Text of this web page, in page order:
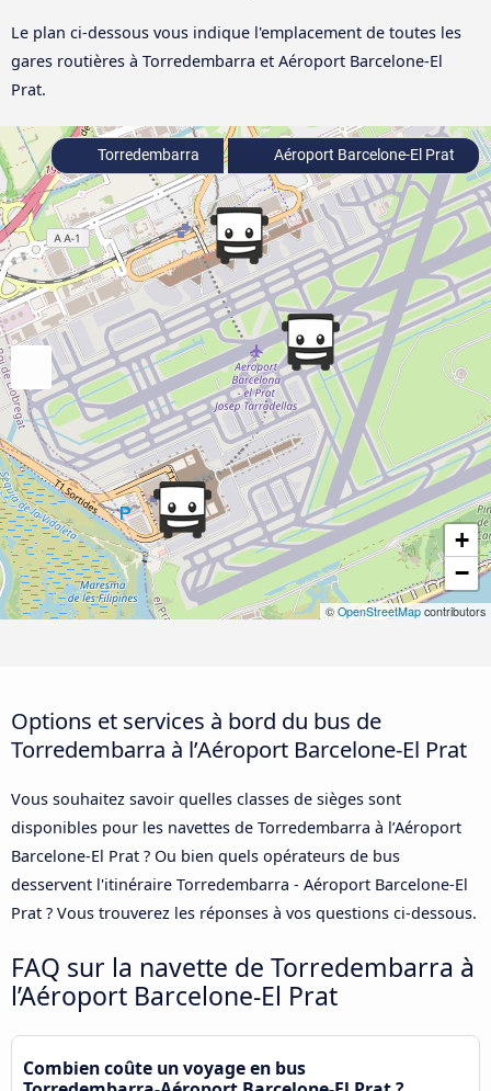
Le plan ci-dessous vous indique l'emplacement de toutes les
gares routières à Torredembarra et Aéroport Barcelone-El
Prat.
+
−
©OpenStreetMap contributors
Torredembarra Aéroport Barcelone-El Prat
Options et services à bord du bus de
Torredembarra à l’Aéroport Barcelone-El Prat
Vous souhaitez savoir quelles classes de sièges sont
disponibles pour les navettes de Torredembarra à l’Aéroport
Barcelone-El Prat ? Ou bien quels opérateurs de bus
desservent l'itinéraire Torredembarra - Aéroport Barcelone-El
Prat ? Vous trouverez les réponses à vos questions ci-dessous.
FAQ sur la navette de Torredembarra à
l’Aéroport Barcelone-El Prat
Combien coûte un voyage en bus